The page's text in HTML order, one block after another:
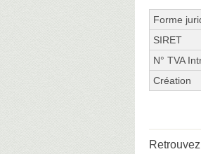
Forme
SIRET
N° TVA
Création